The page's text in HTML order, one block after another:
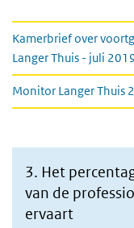
3. Het
van de
ervaart
kamerbrief en
Kamerbrief over
Langer Thuis - juli
Monitor Langer Thuis